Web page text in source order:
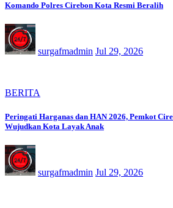
Komando Polres Cirebon Kota Resmi Beralih
surgafmadmin Jul 29, 2026
BERITA
Peringati Harganas dan HAN 2026, Pemkot
Wujudkan Kota Layak Anak
surgafmadmin Jul 29, 2026